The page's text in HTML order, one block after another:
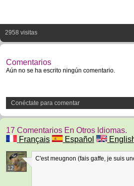
2958 visitas
Comentarios
Aún no se ha escrito ningún comentario.
Conéctate para comentar
17 Comentarios En Otros Idiomas.
Français
Español
12
C'est meugnon (fais gaffe, je suis